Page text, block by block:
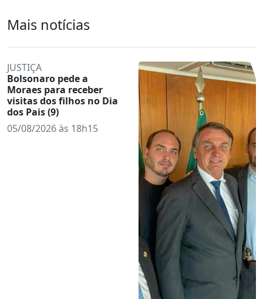
Mais notícias
JUSTIÇA
Bolsonaro pede a
Moraes para receber
visitas dos filhos no Dia
dos Pais (9)
05/08/2026 às 18h15